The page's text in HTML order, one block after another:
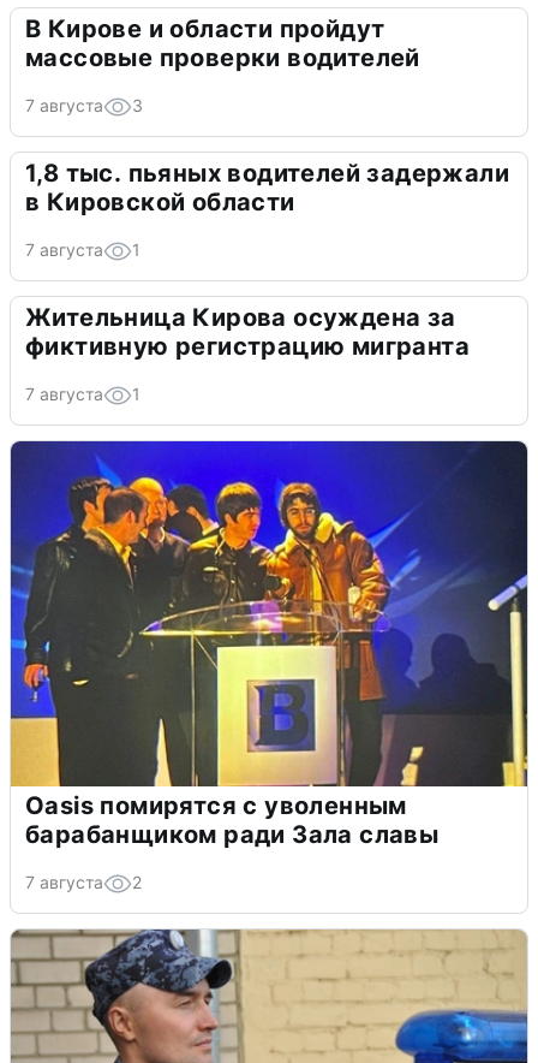
В Кирове и области пройдут
массовые проверки водителей
7 августа 3
1,8 тыс. пьяных водителей задержали
в Кировской области
7 августа 1
Жительница Кирова осуждена за
фиктивную регистрацию мигранта
7 августа 1
Oasis помирятся с уволенным
барабанщиком ради Зала славы
7 августа 2